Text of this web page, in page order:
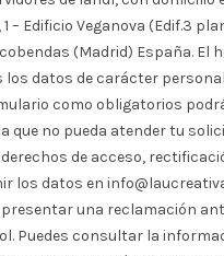
1 – Edificio Veganova (Edif.3
(Madrid) España. El
los datos de carácter
como obligatorios
que no pueda atender tu
de acceso,
los datos en
presentar una reclamación
Puedes consultar la